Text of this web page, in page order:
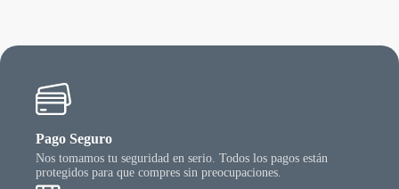
Pago Seguro
Nos tomamos tu seguridad en serio. Todos los pagos están
protegidos para que compres sin preocupaciones.